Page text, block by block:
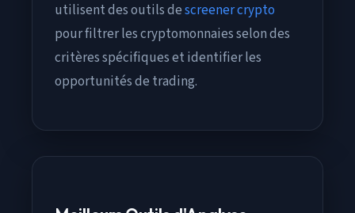
utilisent des outils descreener crypto
pour filtrer les cryptomonnaies selon des
critères spécifiques et identifier les
opportunités de trading.